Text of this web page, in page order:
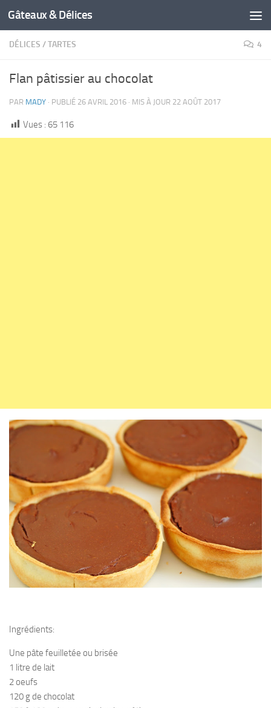
Gâteaux & Délices
DÉLICES /TARTES 4
Flan pâtissier au chocolat
PAR MADY · PUBLIÉ 26 AVRIL 2016 · MIS À JOUR 22 AOÛT 2017
Vues : 65 116
Ingrédients:
Une pâte feuilletée ou brisée
1 litre de lait
2 oeufs
120 g de chocolat